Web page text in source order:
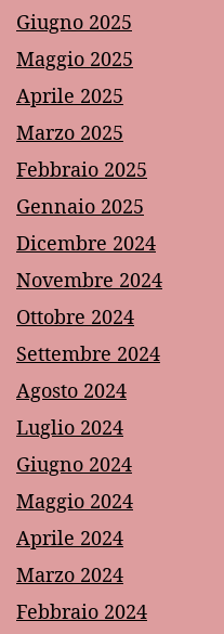
Giugno 2025
Maggio 2025
Aprile 2025
Marzo 2025
Febbraio 2025
Gennaio 2025
Dicembre 2024
Novembre 2024
Ottobre 2024
Settembre 2024
Agosto 2024
Luglio 2024
Giugno 2024
Maggio 2024
Aprile 2024
Marzo 2024
Febbraio 2024